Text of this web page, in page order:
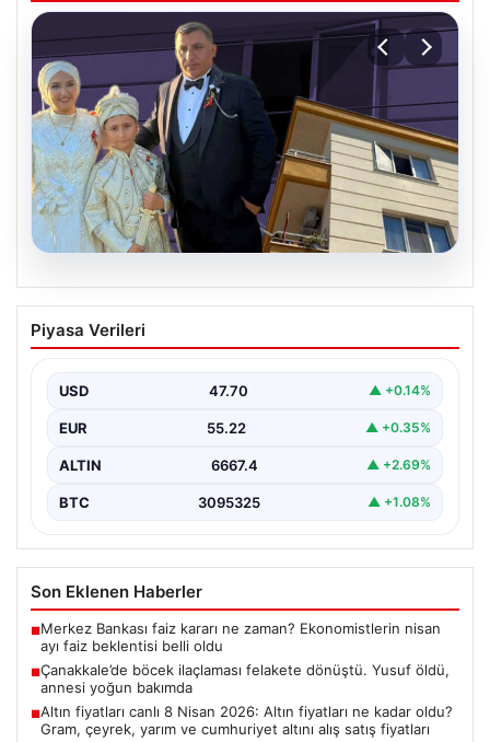
Çanakkale’de böcek ilaçlaması felakete
dönüştü. Yusuf öldü, annesi yoğun
Piyasa Verileri
USD 47.70 ▲ +0.14%
EUR 55.22 ▲ +0.35%
ALTIN 6667.4 ▲ +2.69%
BTC 3095325 ▲ +1.08%
Son Eklenen Haberler
■Merkez Bankası faiz kararı ne zaman? Ekonomistlerin nisan
ayı faiz beklentisi belli oldu
■Çanakkale’de böcek ilaçlaması felakete dönüştü. Yusuf öldü,
annesi yoğun bakımda
■Altın fiyatları canlı 8 Nisan 2026: Altın fiyatları ne kadar oldu?
Gram, çeyrek, yarım ve cumhuriyet altını alış satış fiyatları